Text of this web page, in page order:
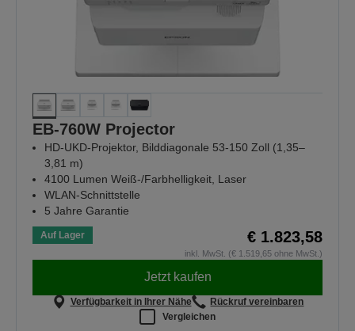
EB-760W Projector
HD-UKD-Projektor, Bilddiagonale 53-150 Zoll (1,35–
3,81 m)
4100 Lumen Weiß-/Farbhelligkeit, Laser
WLAN-Schnittstelle
5 Jahre Garantie
Auf Lager € 1.823,58
inkl. MwSt. (€ 1.519,65 ohne MwSt.)
Jetzt kaufen
Verfügbarkeit in Ihrer Nähe
Rückruf vereinbaren
Vergleichen